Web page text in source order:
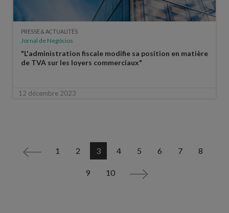
PRESSE & ACTUALITÉS
Jornal de Negócios
"L'administration fiscale modifie sa position en matière
de TVA sur les loyers commerciaux"
12 décembre 2023
< 1 2 3 4 5 6 7 8
9 10 >